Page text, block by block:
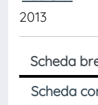
2013
Scheda
Scheda